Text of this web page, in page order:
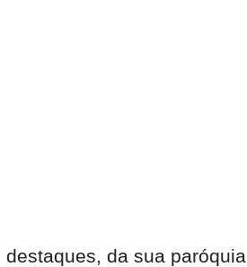
destaques, da sua paróquia